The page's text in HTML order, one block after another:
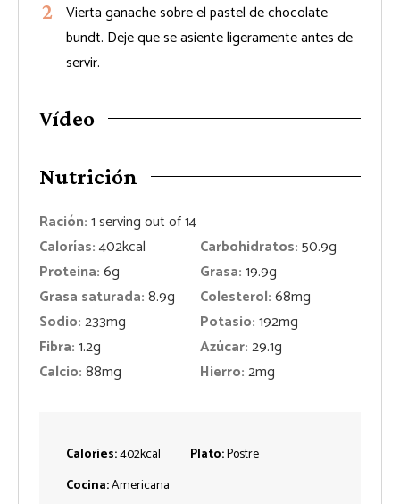
Vierta ganache sobre el pastel de chocolate
bundt. Deje que se asiente ligeramente antes de
servir.
Vídeo
Nutrición
Ración:1serving out of 14
Calorías:402kcal Carbohidratos:50.9g
Proteina:6g Grasa:19.9g
Grasa saturada:8.9g Colesterol:68mg
Sodio:233mg Potasio:192mg
Fibra:1.2g Azúcar:29.1g
Calcio:88mg Hierro:2mg
Calories:402kcal Plato:Postre
Cocina:Americana